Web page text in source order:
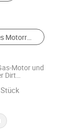
Motor und
Dirt
Gy6-
125cc/200cc/